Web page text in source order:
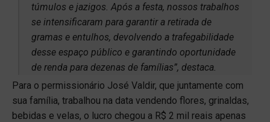
túmulos e jazigos. Após a festa, nossos trabalhos
se intensificaram para garantir a retirada de
gramas e entulhos, devolvendo a trafegabilidade
desse espaço público e garantindo oportunidade
de renda para dezenas de famílias”, destaca.
Para o permissionário José Valdir, que juntamente com
sua família, trabalhou na data vendendo flores, grinaldas,
bebidas e velas, o lucro chegou a R$ 2 mil reais apenas